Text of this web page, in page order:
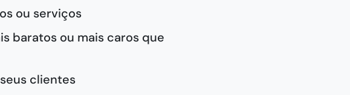
ou serviços
baratos ou mais caros que
clientes